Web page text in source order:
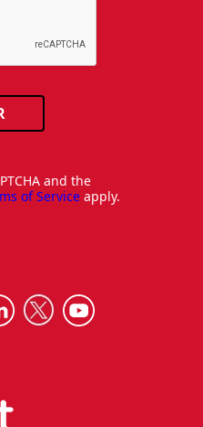
and the
of Service apply.